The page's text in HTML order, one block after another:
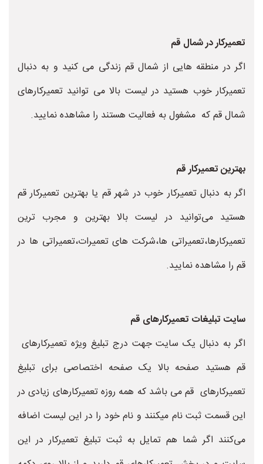
تعمیرکار در شمال قم
اگر در منطقه هایی از شمال قم زندگی می کنید و به دنبال
تعمیرکار خوب هستید در لیست بالا می توانید تعمیرکارهای
شمال قم که مشغول به فعالیت هستند را مشاهده نمایید.
بهترین تعمیرکار قم
اگر به دنبال تعمیرکار خوب در شهر قم یا بهترین تعمیرکار قم
هستید می‌توانید در لیست بالا بهترین و مجرب ترین
تعمیرکارها،تعمیراتی ها،شرکت های تعمیرات،تعمیراتی ها در
قم را مشاهده نمایید.
سایت تبلیغات تعمیرکارهای قم
اگر به دنبال یک سایت جهت درج تبلیغ ویژه تعمیرکارهای
قم هستید صفحه بالا یک صفحه اختصاصی برای تبلیغ
تعمیرکارهای قم می باشد که همه روزه تعمیرکارهای زیادی در
این قسمت ثبت نام میکنند و نام خود را در این لیست اضافه
می‌کنند اگر شما هم تمایل به ثبت تبلیغ تعمیرکار در این